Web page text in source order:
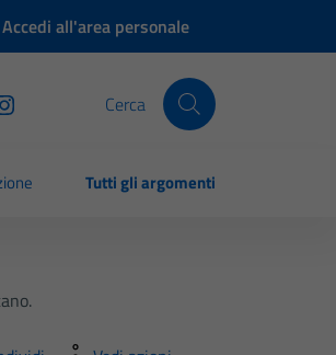
Accedi all'area personale
Cerca
Tutti gli argomenti